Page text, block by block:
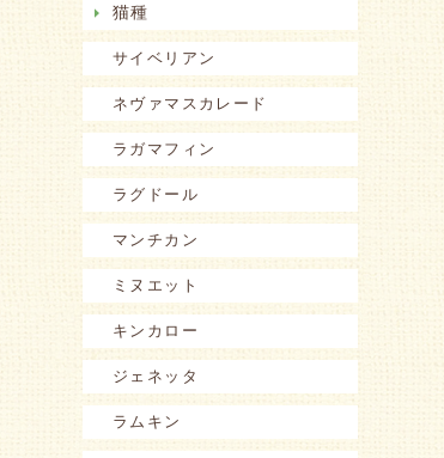
猫種
サイベリアン
ネヴァマスカレード
ラガマフィン
ラグドール
マンチカン
ミヌエット
キンカロー
ジェネッタ
ラムキン